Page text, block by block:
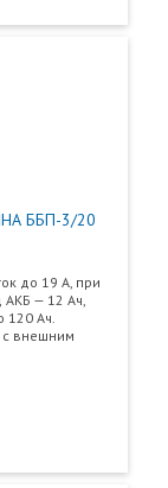
ББП-3/20
до 19 А, при
— 12 Ач,
Ач.
с внешним